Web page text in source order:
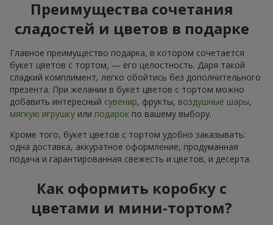
Преимущества сочетания
сладостей и цветов в подарке
Главное преимущество подарка, в котором сочетается
букет цветов с тортом, — его целостность. Даря такой
сладкий комплимент, легко обойтись без дополнительного
презента. При желании в букет цветов с тортом можно
добавить интересный сувенир, фрукты, воздушные шары,
мягкую игрушку или подарок по вашему выбору.
Кроме того, букет цветов с тортом удобно заказывать:
одна доставка, аккуратное оформление, продуманная
подача и гарантированная свежесть и цветов, и десерта.
Как оформить коробку с
цветами и мини-тортом?